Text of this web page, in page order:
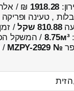
1918.28
₪ /
, טעינה ופריקה
810.88 שקל /
8.75м³ / המשקל
№ MZPY-2929
/